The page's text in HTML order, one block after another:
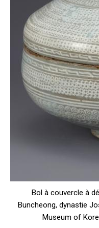
Bol à couvercle à
Buncheong, dynastie
Museum of